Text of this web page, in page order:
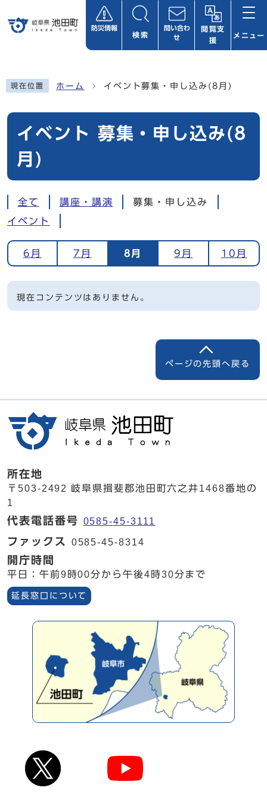
防災情報
検索
問い合わ
せ
閲覧支
援
メニュー
現在位置 ホーム イベント募集・申し込み(8月)
イベント 募集・申し込み(8
月)
全て 講座・講演
募集・申し込み
イベント
6月 7月 8月 9月 10月
現在コンテンツはありません。
ページの先頭へ戻る
所在地
〒503-2492 岐阜県揖斐郡池田町六之井1468番地の
1
代表電話番号 0585-45-3111
ファックス 0585-45-8314
開庁時間
平日：午前9時00分から午後4時30分まで
延長窓口について